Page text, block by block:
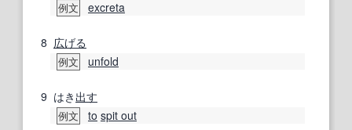
例文 excreta
8 広げる
例文 unfold
9 はき 出す
例文 to spit out